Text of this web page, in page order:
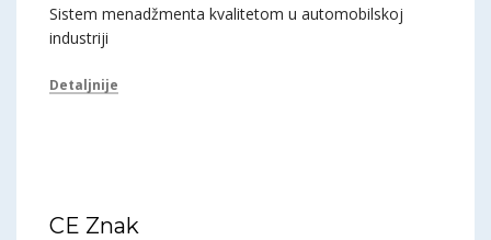
Sistem menadžmenta kvalitetom u automobilskoj
industriji
Detaljnije
CE Znak